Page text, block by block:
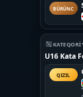
BÜRÜNC
U16 Kata
QIZIL